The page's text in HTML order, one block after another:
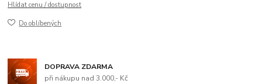
Hlídat cenu / dostupnost
Do oblíbených
DOPRAVA ZDARMA
při nákupu nad 3.000,- Kč